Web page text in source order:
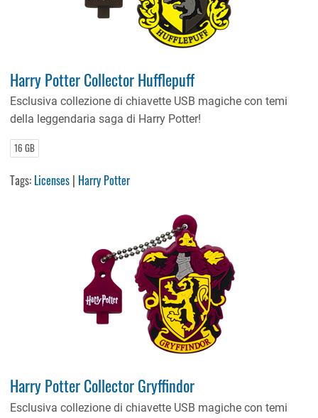
Harry Potter Collector Hufflepuff
Esclusiva collezione di chiavette USB magiche con temi
della leggendaria saga di Harry Potter!
16 GB
Tags: Licenses | Harry Potter
Harry Potter Collector Gryffindor
Esclusiva collezione di chiavette USB magiche con temi